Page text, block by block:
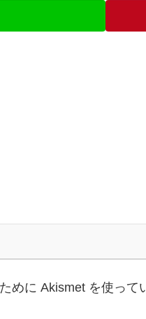
めに Akismet を使って